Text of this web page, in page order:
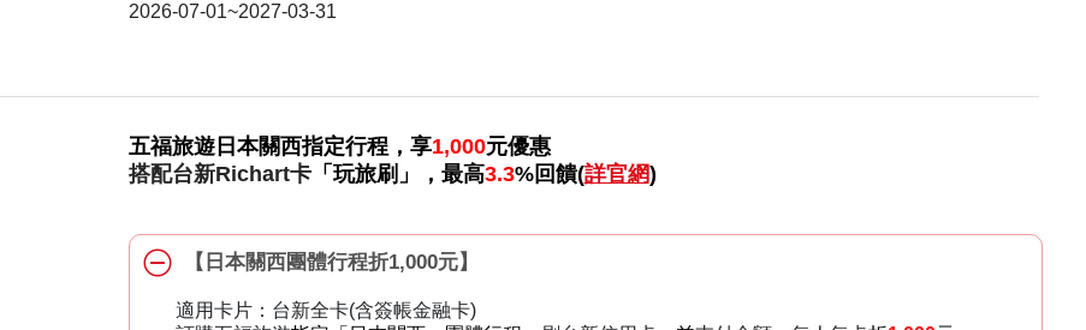
2026-07-01~2027-03-31
五福旅遊日本關西指定行程，享1,000元優惠
搭配台新Richart卡「玩旅刷」，最高3.3%回饋(詳官網)
【日本關西團體行程折1,000元】
適用卡片：台新全卡(含簽帳金融卡)